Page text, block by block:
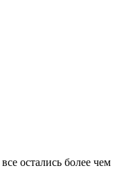
остались более чем